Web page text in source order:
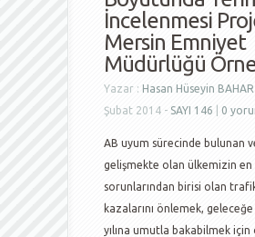
İncelenmesi
Mersin Emniyet
Müdürlüğü
Yazar : Hasan Hüseyin BAHAR
Şubat 2014 - SAYI 146 0
AB uyum sürecinde bulunan
gelişmekte olan ülkemizin en
sorunlarından birisi olan
kazalarını önlemek,
yılına umutla bakabilmek için